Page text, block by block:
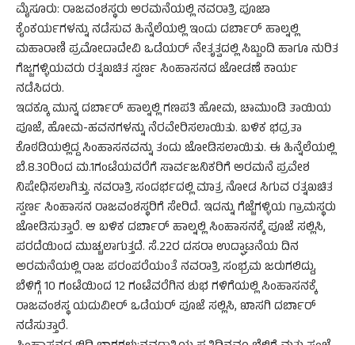
ಮೈಸೂರು: ರಾಜವಂಶಸ್ಥರು ಅರಮನೆಯಲ್ಲಿ ನವರಾತ್ರಿ ಪೂಜಾ
ಕೈಂಕರ್ಯಗಳನ್ನು ನಡೆಸುವ ಹಿನ್ನೆಲೆಯಲ್ಲಿ ಇಂದು ದರ್ಬಾರ್ ಹಾಲ್ನಲ್ಲಿ
ಮಹಾರಾಣಿ ಪ್ರಮೋದಾದೇವಿ ಒಡೆಯರ್ ನೇತೃತ್ವದಲ್ಲಿ ಸಿಬ್ಬಂದಿ ಹಾಗೂ ನುರಿತ
ಗೆಜ್ಜಗಳ್ಳಿಯವರು ರತ್ನಖಚಿತ ಸ್ವರ್ಣ ಸಿಂಹಾಸನದ ಜೋಡಣೆ ಕಾರ್ಯ
ನಡೆಸಿದರು.
ಇದಕ್ಕೂ ಮುನ್ನ ದರ್ಬಾರ್ ಹಾಲ್ನಲ್ಲಿ ಗಣಪತಿ ಹೋಮ, ಚಾಮುಂಡಿ ತಾಯಿಯ
ಪೂಜೆ, ಹೋಮ-ಹವನಗಳನ್ನು ನೆರವೇರಿಸಲಾಯಿತು. ಬಳಿಕ ಭದ್ರತಾ
ಕೊಠಡಿಯಲ್ಲಿದ್ದ ಸಿಂಹಾಸನವನ್ನು ತಂದು ಜೋಡಿಸಲಾಯಿತು. ಈ ಹಿನ್ನೆಲೆಯಲ್ಲಿ
ಬೆ.8.30ರಿಂದ ಮ.1ಗಂಟೆಯವರೆಗೆ ಸಾರ್ವಜನಿಕರಿಗೆ ಅರಮನೆ ಪ್ರವೇಶ
ನಿಷೇಧಿಸಲಾಗಿತ್ತು. ನವರಾತ್ರಿ ಸಂದರ್ಭದಲ್ಲಿ ಮಾತ್ರ ನೋಡ ಸಿಗುವ ರತ್ನಖಚಿತ
ಸ್ವರ್ಣ ಸಿಂಹಾಸನ ರಾಜವಂಶಸ್ಥರಿಗೆ ಸೇರಿದೆ. ಇದನ್ನು ಗೆಜ್ಜೆಗಳ್ಳಿಯ ಗ್ರಾಮಸ್ಥರು
ಜೋಡಿಸುತ್ತಾರೆ. ಆ ಬಳಿಕ ದರ್ಬಾರ್ ಹಾಲ್ನಲ್ಲಿ ಸಿಂಹಾಸನಕ್ಕೆ ಪೂಜೆ ಸಲ್ಲಿಸಿ,
ಪರದೆಯಿಂದ ಮುಚ್ಚಲಾಗುತ್ತದೆ. ಸೆ.22ರ ದಸರಾ ಉದ್ಘಾಟನೆಯ ದಿನ
ಅರಮನೆಯಲ್ಲಿ ರಾಜ ಪರಂಪರೆಯಂತೆ ನವರಾತ್ರಿ ಸಂಭ್ರಮ ಜರುಗಲಿದ್ದು,
ಬೆಳಿಗ್ಗೆ 10 ಗಂಟೆಯಿಂದ 12 ಗಂಟೆವರೆಗಿನ ಶುಭ ಗಳಿಗೆಯಲ್ಲಿ ಸಿಂಹಾಸನಕ್ಕೆ
ರಾಜವಂಶಸ್ಥ ಯದುವೀರ್ ಒಡೆಯರ್ ಪೂಜೆ ಸಲ್ಲಿಸಿ, ಖಾಸಗಿ ದರ್ಬಾರ್
ನಡೆಸುತ್ತಾರೆ.